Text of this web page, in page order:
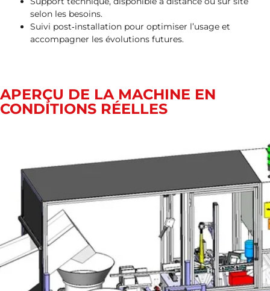
selon les besoins.
Suivi post‑installation pour optimiser l’usage et
accompagner les évolutions futures.
APERÇU DE LA MACHINE EN
CONDITIONS RÉELLES